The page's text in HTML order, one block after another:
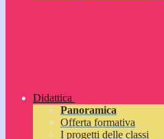
Didattica
Panoramica
Offerta formativa
I progetti delle classi